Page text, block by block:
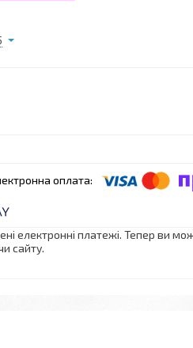
електронні платежі. Тепер ви
сайту.